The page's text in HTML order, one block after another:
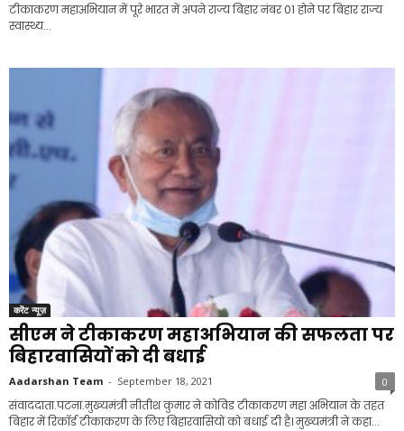
टीकाकरण महाअभियान में पूरे भारत में अपने राज्य बिहार नंबर 01 होने पर बिहार राज्य
स्वास्थ्य...
करेंट न्यूज़
सीएम ने टीकाकरण महाअभियान की सफलता पर
बिहारवासियों को दी बधाई
Aadarshan Team - September 18, 2021 0
संवाददाता.पटना.मुख्यमंत्री नीतीश कुमार ने कोविड टीकाकरण महा अभियान के तहत
बिहार में रिकॉर्ड टीकाकरण के लिए बिहारवासियों को बधाई दी है। मुख्यमंत्री ने कहा...